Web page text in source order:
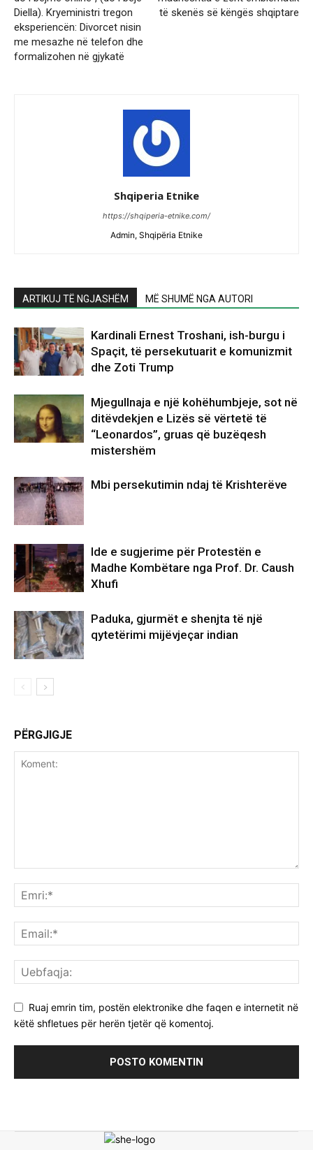
Diella). Kryeministri tregon
eksperiencën: Divorcet nisin
me mesazhe në telefon dhe
formalizohen në gjykatë
të skenës së këngës shqiptare
Shqiperia Etnike
https://shqiperia-etnike.com/
Admin, Shqipëria Etnike
ARTIKUJ TË NGJASHËM MË SHUMË NGA AUTORI
Kardinali Ernest Troshani, ish-burgu i
Spaçit, të persekutuarit e komunizmit
dhe Zoti Trump
Mjegullnaja e një kohëhumbjeje, sot në
ditëvdekjen e Lizës së vërtetë të
“Leonardos”, gruas që buzëqesh
mistershëm
Mbi persekutimin ndaj të Krishterëve
Ide e sugjerime për Protestën e
Madhe Kombëtare nga Prof. Dr. Caush
Xhufi
Paduka, gjurmët e shenjta të një
qytetërimi mijëvjeçar indian
PËRGJIGJE
Ruaj emrin tim, postën elektronike dhe faqen e internetit në
këtë shfletues për herën tjetër që komentoj.